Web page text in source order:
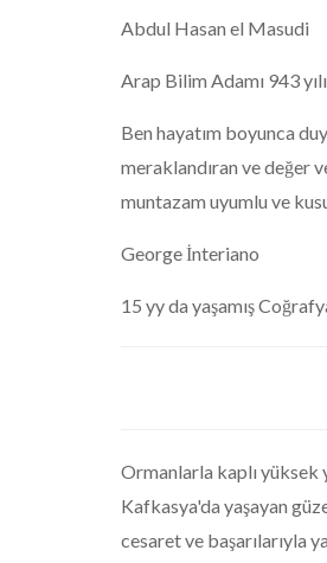
Abdul Hasan el Masudi
Arap Bilim Adamı 943 yılı
Ben hayatım boyunca
meraklandıran ve değer
muntazam uyumlu ve
George İnteriano
15 yy da yaşamış
Ormanlarla kaplı yüksek
Kafkasya'da yaşayan
cesaret ve başarılarıyla